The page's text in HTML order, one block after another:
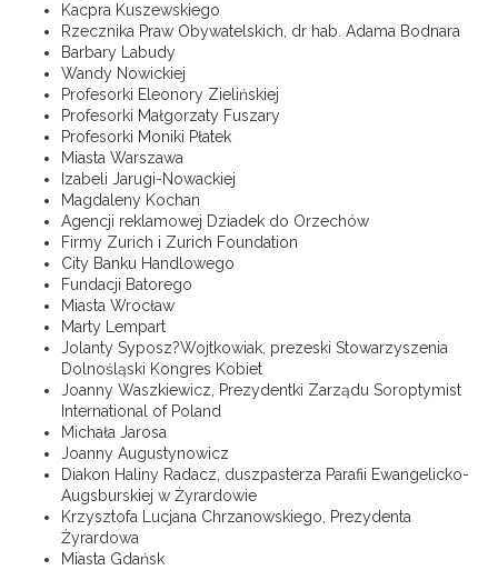
Kacpra Kuszewskiego
Rzecznika Praw Obywatelskich, dr hab. Adama Bodnara
Barbary Labudy
Wandy Nowickiej
Profesorki Eleonory Zielińskiej
Profesorki Małgorzaty Fuszary
Profesorki Moniki Płatek
Miasta Warszawa
Izabeli Jarugi-Nowackiej
Magdaleny Kochan
Agencji reklamowej Dziadek do Orzechów
Firmy Zurich i Zurich Foundation
City Banku Handlowego
Fundacji Batorego
Miasta Wrocław
Marty Lempart
Jolanty Syposz?Wojtkowiak, prezeski Stowarzyszenia
Dolnośląski Kongres Kobiet
Joanny Waszkiewicz, Prezydentki Zarządu Soroptymist
International of Poland
Michała Jarosa
Joanny Augustynowicz
Diakon Haliny Radacz, duszpasterza Parafii Ewangelicko-
Augsburskiej w Żyrardowie
Krzysztofa Lucjana Chrzanowskiego, Prezydenta
Żyrardowa
Miasta Gdańsk